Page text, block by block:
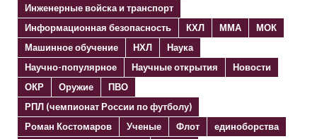
Инженерные войска и транспорт
Информационная безопасность
КХЛ ММА
МОК
Машинное обучение
НХЛ
Наука
Научно-популярное
Научные открытия
Новости
ОКР
Оружие
ПВО
РПЛ (чемпионат России по футболу)
Роман Костомаров
Ученые Флот
единоборства